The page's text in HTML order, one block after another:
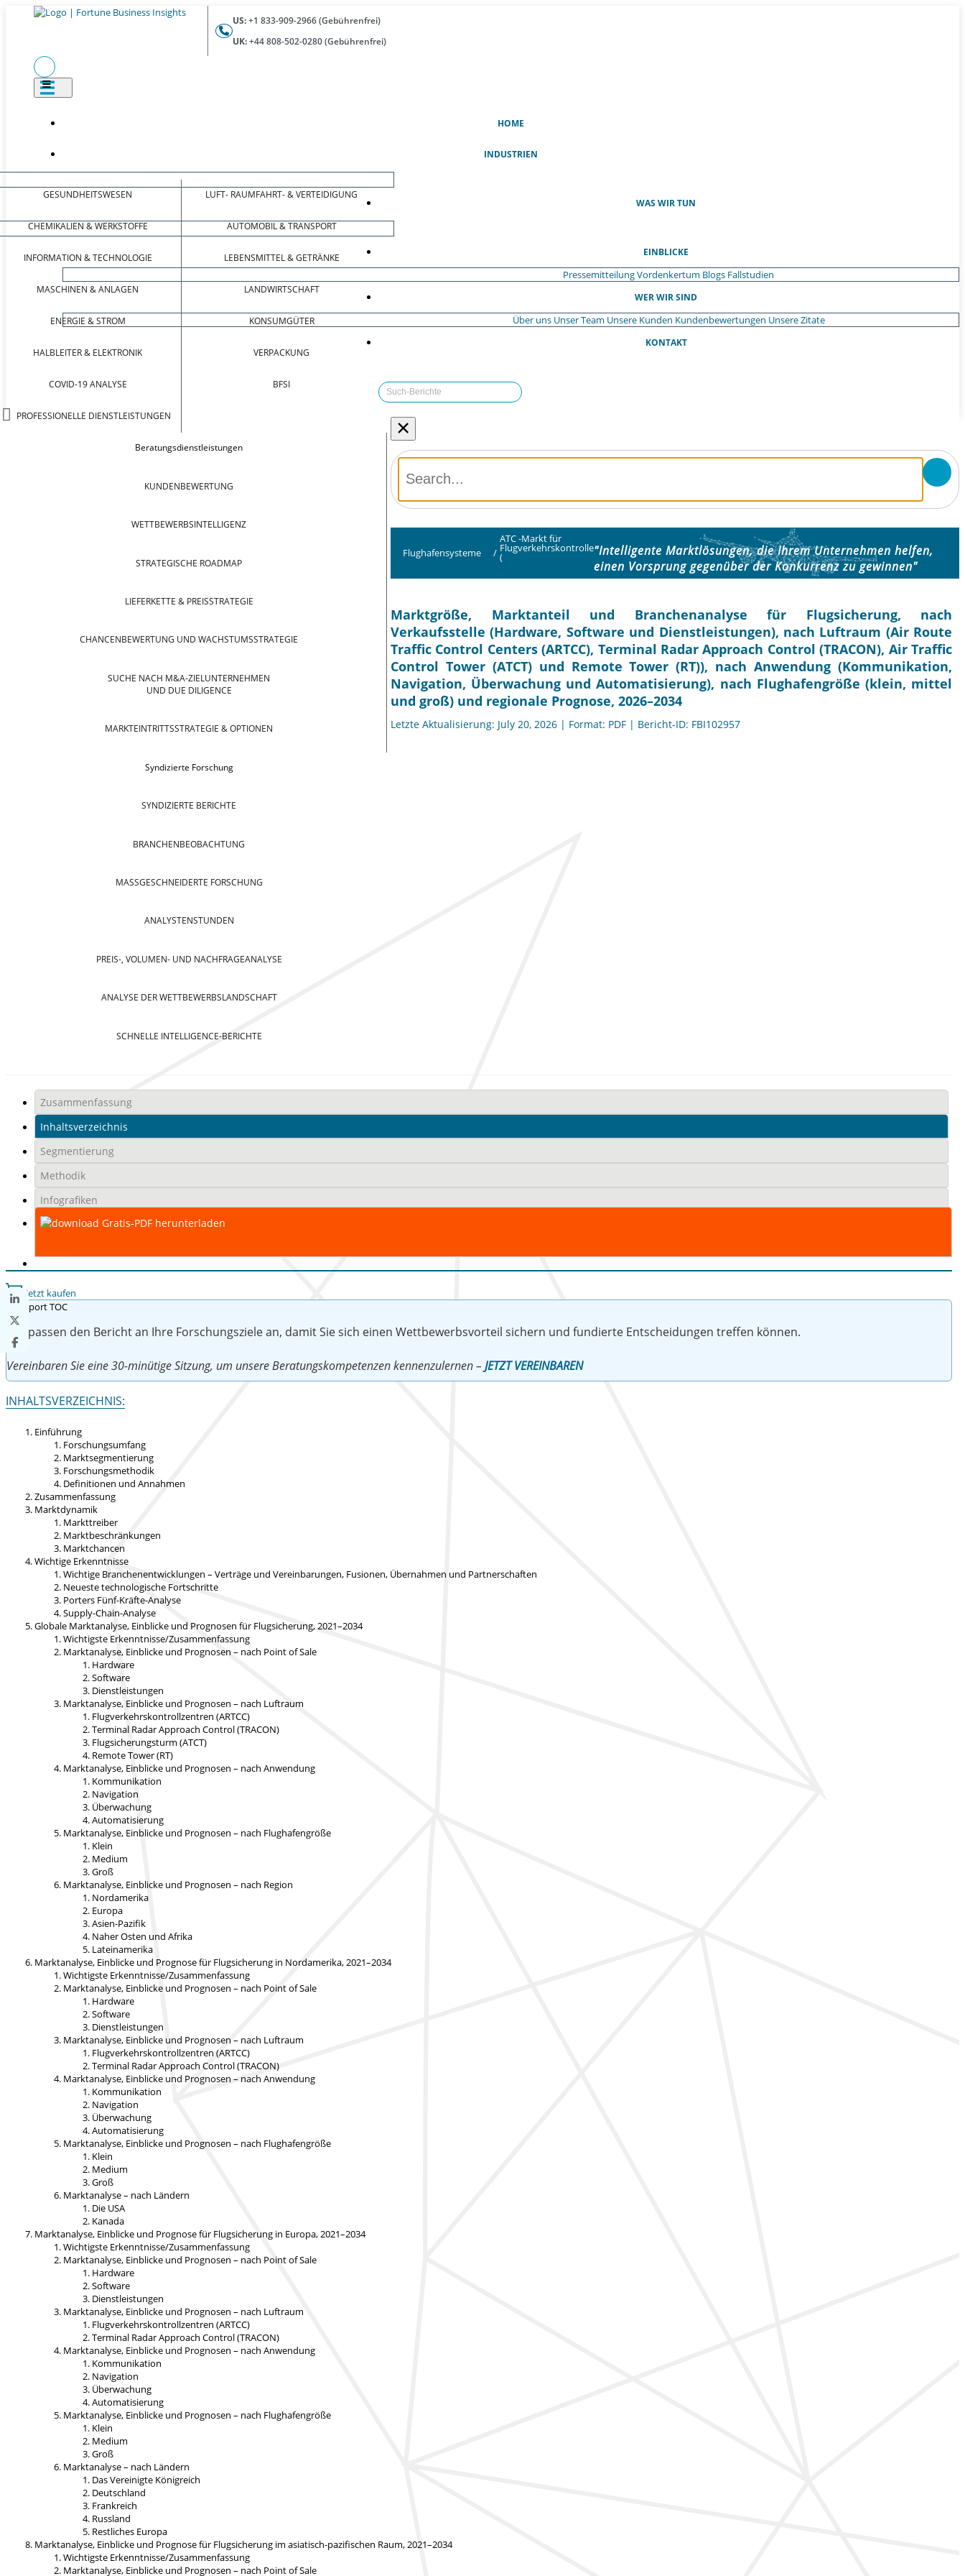
US:+1 833-909-2966 (Gebührenfrei)
UK:+44 808-502-0280 (Gebührenfrei)
HOME
INDUSTRIEN
GESUNDHEITSWESEN
CHEMIKALIEN & WERKSTOFFE
INFORMATION & TECHNOLOGIE
MASCHINEN & ANLAGEN
ENERGIE & STROM
HALBLEITER & ELEKTRONIK
COVID-19 ANALYSE
PROFESSIONELLE DIENSTLEISTUNGEN
LUFT- RAUMFAHRT- & VERTEIDIGUNG
AUTOMOBIL & TRANSPORT
LEBENSMITTEL & GETRÄNKE
LANDWIRTSCHAFT
KONSUMGÜTER
VERPACKUNG
BFSI
WAS WIR TUN
Beratungsdienstleistungen
KUNDENBEWERTUNG
WETTBEWERBSINTELLIGENZ
STRATEGISCHE ROADMAP
LIEFERKETTE & PREISSTRATEGIE
CHANCENBEWERTUNG UND WACHSTUMSSTRATEGIE
SUCHE NACH M&A-ZIELUNTERNEHMEN
UND DUE DILIGENCE
MARKTEINTRITTSSTRATEGIE & OPTIONEN
Syndizierte Forschung
SYNDIZIERTE BERICHTE
BRANCHENBEOBACHTUNG
MASSGESCHNEIDERTE FORSCHUNG
ANALYSTENSTUNDEN
PREIS-, VOLUMEN- UND NACHFRAGEANALYSE
ANALYSE DER WETTBEWERBSLANDSCHAFT
SCHNELLE INTELLIGENCE-BERICHTE
EINBLICKE
PressemitteilungVordenkertum Blogs Fallstudien
WER WIR SIND
Über uns Unser Team Unsere Kunden Kundenbewertungen Unsere Zitate
KONTAKT
×
Flughafensysteme /
ATC -Markt für
Flugverkehrskontrolle
(
"Intelligente Marktlösungen, die Ihrem Unternehmen helfen,
einen Vorsprung gegenüber der Konkurrenz zu gewinnen"
Marktgröße, Marktanteil und Branchenanalyse für Flugsicherung, nach
Verkaufsstelle (Hardware, Software und Dienstleistungen), nach Luftraum (Air Route
Traffic Control Centers (ARTCC), Terminal Radar Approach Control (TRACON), Air Traffic
Control Tower (ATCT) und Remote Tower (RT)), nach Anwendung (Kommunikation,
Navigation, Überwachung und Automatisierung), nach Flughafengröße (klein, mittel
und groß) und regionale Prognose, 2026–2034
Letzte Aktualisierung: July 20, 2026 | Format: PDF | Bericht-ID: FBI102957
Zusammenfassung
Inhaltsverzeichnis
Segmentierung
Methodik
Infografiken
Gratis-PDF herunterladen
Jetzt kaufen
Wir passen den Bericht an Ihre Forschungsziele an, damit Sie sich einen Wettbewerbsvorteil sichern und fundierte Entscheidungen treffen können.
Vereinbaren Sie eine 30-minütige Sitzung, um unsere Beratungskompetenzen kennenzulernen – JETZT VEREINBAREN
INHALTSVERZEICHNIS:
Einführung
Forschungsumfang
Marktsegmentierung
Forschungsmethodik
Definitionen und Annahmen
Zusammenfassung
Marktdynamik
Markttreiber
Marktbeschränkungen
Marktchancen
Wichtige Erkenntnisse
Wichtige Branchenentwicklungen – Verträge und Vereinbarungen, Fusionen, Übernahmen und Partnerschaften
Neueste technologische Fortschritte
Porters Fünf-Kräfte-Analyse
Supply-Chain-Analyse
Globale Marktanalyse, Einblicke und Prognosen für Flugsicherung, 2021–2034
Wichtigste Erkenntnisse/Zusammenfassung
Marktanalyse, Einblicke und Prognosen – nach Point of Sale
Hardware
Software
Dienstleistungen
Marktanalyse, Einblicke und Prognosen – nach Luftraum
Flugverkehrskontrollzentren (ARTCC)
Terminal Radar Approach Control (TRACON)
Flugsicherungsturm (ATCT)
Remote Tower (RT)
Marktanalyse, Einblicke und Prognosen – nach Anwendung
Kommunikation
Navigation
Überwachung
Automatisierung
Marktanalyse, Einblicke und Prognosen – nach Flughafengröße
Klein
Medium
Groß
Marktanalyse, Einblicke und Prognosen – nach Region
Nordamerika
Europa
Asien-Pazifik
Naher Osten und Afrika
Lateinamerika
Marktanalyse, Einblicke und Prognose für Flugsicherung in Nordamerika, 2021–2034
Wichtigste Erkenntnisse/Zusammenfassung
Marktanalyse, Einblicke und Prognosen – nach Point of Sale
Hardware
Software
Dienstleistungen
Marktanalyse, Einblicke und Prognosen – nach Luftraum
Flugverkehrskontrollzentren (ARTCC)
Terminal Radar Approach Control (TRACON)
Marktanalyse, Einblicke und Prognosen – nach Anwendung
Kommunikation
Navigation
Überwachung
Automatisierung
Marktanalyse, Einblicke und Prognosen – nach Flughafengröße
Klein
Medium
Groß
Marktanalyse – nach Ländern
Die USA
Kanada
Marktanalyse, Einblicke und Prognose für Flugsicherung in Europa, 2021–2034
Wichtigste Erkenntnisse/Zusammenfassung
Marktanalyse, Einblicke und Prognosen – nach Point of Sale
Hardware
Software
Dienstleistungen
Marktanalyse, Einblicke und Prognosen – nach Luftraum
Flugverkehrskontrollzentren (ARTCC)
Terminal Radar Approach Control (TRACON)
Marktanalyse, Einblicke und Prognosen – nach Anwendung
Kommunikation
Navigation
Überwachung
Automatisierung
Marktanalyse, Einblicke und Prognosen – nach Flughafengröße
Klein
Medium
Groß
Marktanalyse – nach Ländern
Das Vereinigte Königreich
Deutschland
Frankreich
Russland
Restliches Europa
Marktanalyse, Einblicke und Prognose für Flugsicherung im asiatisch-pazifischen Raum, 2021–2034
Wichtigste Erkenntnisse/Zusammenfassung
Marktanalyse, Einblicke und Prognosen – nach Point of Sale